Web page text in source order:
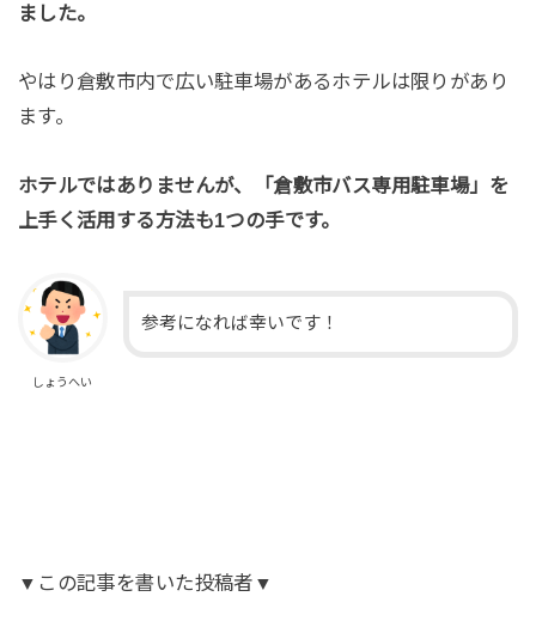
ました。
やはり倉敷市内で広い駐車場があるホテルは限りがあり
ます。
ホテルではありませんが、「倉敷市バス専用駐車場」を
上手く活用する方法も1つの手です。
しょうへい
参考になれば幸いです！
▼この記事を書いた投稿者▼